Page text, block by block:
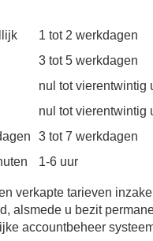
1 tot 2 werkdagen
3 tot 5 werkdagen
nul tot vierentwintig
nul tot vierentwintig
3 tot 7 werkdagen
1-6 uur
verkapte tarieven
alsmede u bezit
accountbeheer